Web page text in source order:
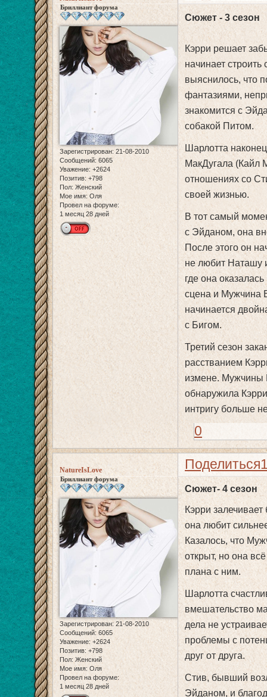
Бриллиант форума
Зарегистрирован: 21-08-2010
Сообщений: 6065
Уважение: +2624
Позитив: +798
Пол: Женский
Мое имя: Оля
Провел на форуме:
1 месяц 28 дней
Сюжет - 3 сезон
Кэрри решает
начинает
выяснилось, что
фантазиями,
знакомится с
собакой Питом.
Шарлотта
МакДугала (Кайл
отношениях со
своей жизнью.
В тот самый
с Эйданом, она
После этого он
не любит Наташу
где она
сцена и Мужчина
начинается
с Бигом.
Третий сезон
расстванием
измене. Мужчины
обнаружила
интригу больше
0
Поделиться
NatureIsLove
Бриллиант форума
Зарегистрирован: 21-08-2010
Сообщений: 6065
Уважение: +2624
Позитив: +798
Пол: Женский
Мое имя: Оля
Провел на форуме:
1 месяц 28 дней
Сюжет- 4 сезон
Кэрри
она любит
Казалось, что
открыт, но она
плана с ним.
Шарлотта
вмешательство
дела не
проблемы с
друг от друга.
Стив, бывший
Эйданом, и